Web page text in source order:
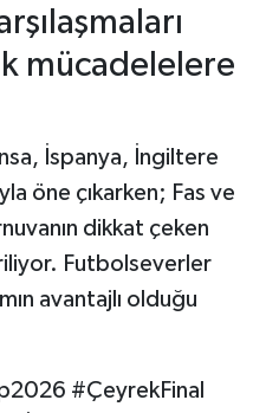
mücadelelere
İspanya, İngiltere
öne çıkarken; Fas ve
dikkat çeken
Futbolseverler
avantajlı olduğu
#ÇeyrekFinal